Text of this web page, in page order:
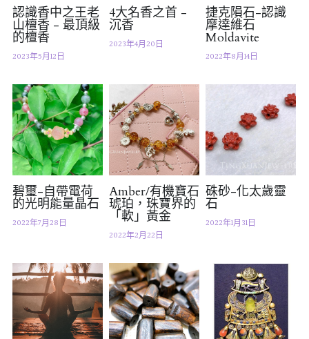
認識香中之王老
山檀香 - 最頂級
的檀香
2023年5月12日
4大名香之首 -
沉香
2023年4月20日
捷克隕石-認識
摩達維石
Moldavite
2022年8月14日
碧璽-自帶電荷
的光明能量晶石
2022年7月28日
Amber/有機寶石
琥珀，珠寶界的
「軟」黃金
2022年2月22日
硃砂-化太歲靈
石
2022年1月31日